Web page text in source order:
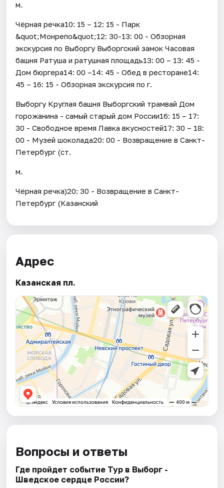
м.
Чёрная речка10: 15 – 12: 15 - Парк
&quot;Монрепо&quot;12: 30-13: 00 - Обзорная
экскурсия по Выборгу Выборгский замок Часовая
башня Ратуша и ратушная площадь13: 00 – 13: 45 -
Дом бюргера14: 00 –14: 45 - Обед в ресторане14:
45 – 16: 15 - Обзорная экскурсия по г.
Выборгу Круглая башня Выборгский трамвай Дом
горожанина - самый старый дом России16: 15 – 17:
30 - Свободное время Лавка вкусностей17: 30 – 18:
00 - Музей шоколада20: 00 - Возвращение в Санкт-
Петербург (ст.
м.
Чёрная речка)20: 30 - Возвращение в Санкт-
Петербург (Казанский
Адрес
Казанская пл.
Вопросы и ответы
Где пройдет событие Тур в Выборг -
Шведское сердце России?